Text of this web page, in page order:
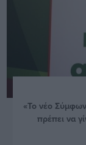
«Το νέο
πρέπει να